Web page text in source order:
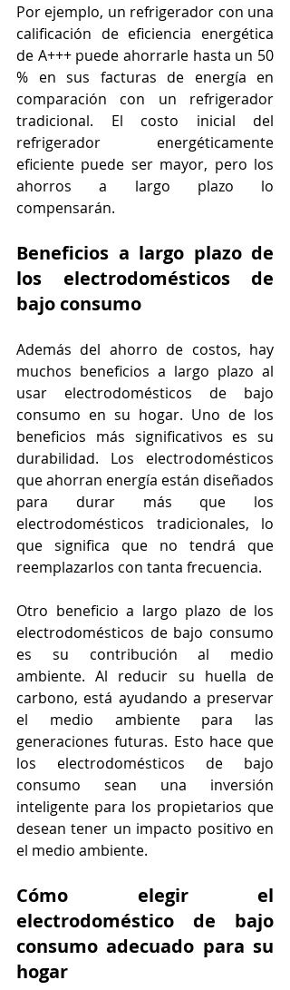
Por ejemplo, un refrigerador con una
calificación de eficiencia energética
de A+++ puede ahorrarle hasta un 50
% en sus facturas de energía en
comparación con un refrigerador
tradicional. El costo inicial del
refrigerador energéticamente
eficiente puede ser mayor, pero los
ahorros a largo plazo lo
compensarán.
Beneficios a largo plazo de
los electrodomésticos de
bajo consumo
Además del ahorro de costos, hay
muchos beneficios a largo plazo al
usar electrodomésticos de bajo
consumo en su hogar. Uno de los
beneficios más significativos es su
durabilidad. Los electrodomésticos
que ahorran energía están diseñados
para durar más que los
electrodomésticos tradicionales, lo
que significa que no tendrá que
reemplazarlos con tanta frecuencia.
Otro beneficio a largo plazo de los
electrodomésticos de bajo consumo
es su contribución al medio
ambiente. Al reducir su huella de
carbono, está ayudando a preservar
el medio ambiente para las
generaciones futuras. Esto hace que
los electrodomésticos de bajo
consumo sean una inversión
inteligente para los propietarios que
desean tener un impacto positivo en
el medio ambiente.
Cómo elegir el
electrodoméstico de bajo
consumo adecuado para su
hogar